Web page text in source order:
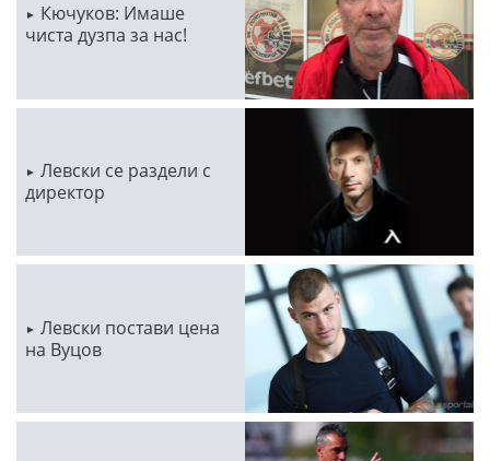
Кючуков: Имаше
чиста дузпа за нас!
Левски се раздели с
директор
Левски постави цена
на Вуцов